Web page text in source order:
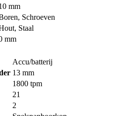
mm
, Schroeven
, Staal
mm
Accu/batterij
13 mm
1800 tpm
21
2